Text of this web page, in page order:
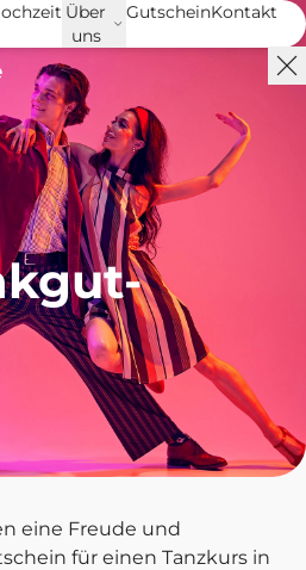
Über
uns
GutscheinKontakt
eine Freude und
für einen Tanzkurs in